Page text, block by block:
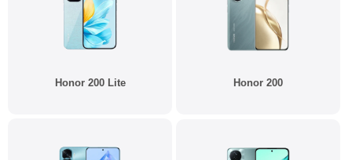
Honor 200 Lite Honor 200